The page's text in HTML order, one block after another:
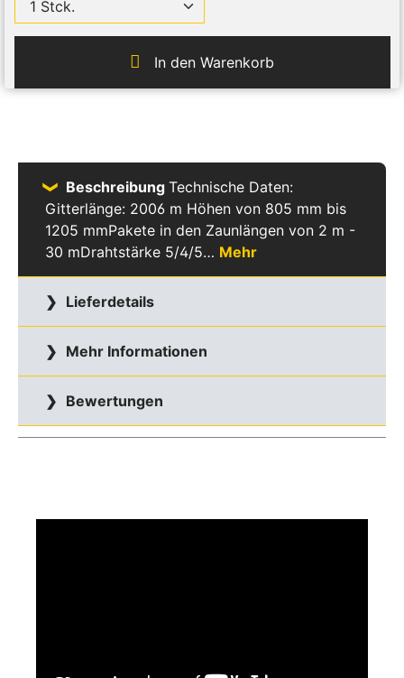
In den Warenkorb
Beschreibung Technische Daten:
Gitterlänge: 2006 m Höhen von 805 mm bis
1205 mmPakete in den Zaunlängen von 2 m -
30 mDrahtstärke 5/4/5… Mehr
Lieferdetails
Mehr Informationen
Bewertungen